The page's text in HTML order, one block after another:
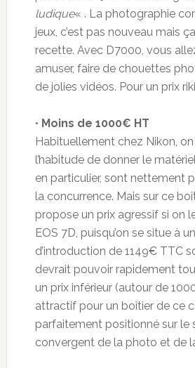
ludique« . La photographie
jeux, c’est pas nouveau mais
recette. Avec D7000, vous
amuser, faire de chouettes
de jolies vidéos. Pour un prix
• Moins de 1000€ HT
Habituellement chez Nikon, on
l’habitude de donner le
en particulier, sont nettement
la concurrence. Mais sur ce
propose un prix agressif si on
EOS 7D, puisqu’on se situe à
d’introduction de 1149€ TTC
devrait pouvoir rapidement
un prix inférieur (autour de
attractif pour un boîtier de ce
parfaitement positionné sur le
convergent de la photo et de